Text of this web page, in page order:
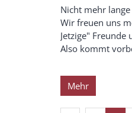
Nicht mehr
Wir freuen uns
Jetzige" Freunde
Also kommt
Mehr